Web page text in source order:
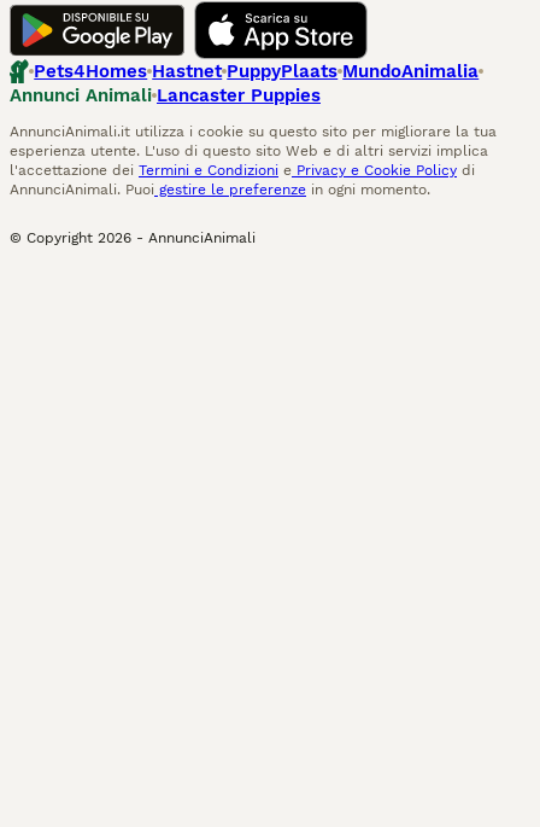
Pets4Homes Hastnet PuppyPlaats MundoAnimalia
Annunci Animali Lancaster Puppies
AnnunciAnimali.it utilizza i cookie su questo sito per migliorare la tua
esperienza utente. L'uso di questo sito Web e di altri servizi implica
l'accettazione dei Termini e Condizioni e Privacy e Cookie Policy di
AnnunciAnimali. Puoi gestire le preferenze in ogni momento.
© Copyright 2026 - AnnunciAnimali